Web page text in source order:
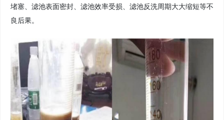
堵塞、滤池表面密封、滤池效率受损、滤池反洗周期大大缩短等不
良后果。